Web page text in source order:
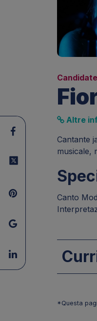
Altre
Cantante
musicale,
Canto
*Questa